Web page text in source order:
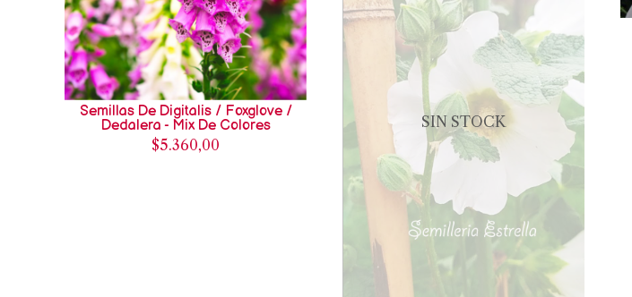
Semillas De Digitalis / Foxglove /
Dedalera - Mix De Colores
$5.360,00
SIN STOCK